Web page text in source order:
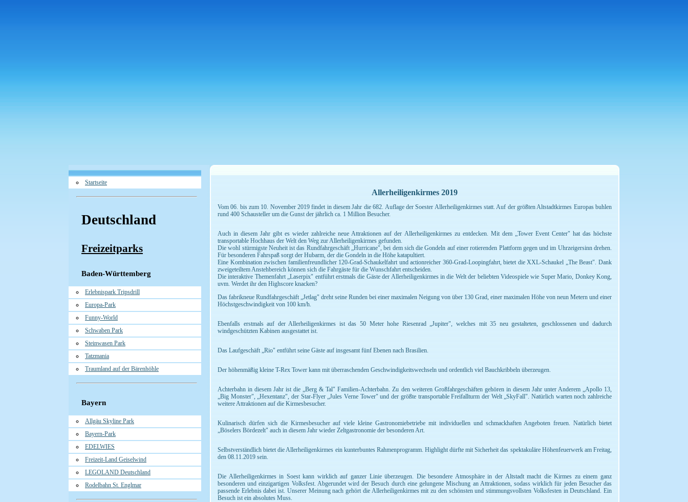
Startseite
Deutschland
Freizeitparks
Baden-Württemberg
Erlebnispark Tripsdrill
Europa-Park
Funny-World
Schwaben Park
Steinwasen Park
Tatzmania
Traumland auf der Bärenhöhle
Bayern
Allgäu Skyline Park
Bayern-Park
EDELWIES
Freizeit-Land Geiselwind
LEGOLAND Deutschland
Rodelbahn St. Englmar
Allerheiligenkirmes 2019
Vom 06. bis zum 10. November 2019 findet in diesem Jahr die 682. Auflage der Soester Allerheiligenkirmes statt. Auf der größten Altstadtkirmes Europas buhlen
rund 400 Schausteller um die Gunst der jährlich ca. 1 Million Besucher.
Auch in diesem Jahr gibt es wieder zahlreiche neue Attraktionen auf der Allerheiligenkirmes zu entdecken. Mit dem „Tower Event Center" hat das höchste
transportable Hochhaus der Welt den Weg zur Allerheiligenkirmes gefunden.
Die wohl stürmigste Neuheit ist das Rundfahrgeschäft „Hurricane", bei dem sich die Gondeln auf einer rotierenden Plattform gegen und im Uhrzeigersinn drehen.
Für besonderen Fahrspaß sorgt der Hubarm, der die Gondeln in die Höhe katapultiert.
Eine Kombination zwischen familienfreundlicher 120-Grad-Schaukelfahrt und actionreicher 360-Grad-Loopingfahrt, bietet die XXL-Schaukel „The Beast". Dank
zweigeteiltem Anstehbereich können sich die Fahrgäste für die Wunschfahrt entscheiden.
Die interaktive Themenfahrt „Laserpix" entführt erstmals die Gäste der Allerheiligenkirmes in die Welt der beliebten Videospiele wie Super Mario, Donkey Kong,
uvm. Werdet ihr den Highscore knacken?
Das fabrikneue Rundfahrgeschäft „Jetlag" dreht seine Runden bei einer maximalen Neigung von über 130 Grad, einer maximalen Höhe von neun Metern und einer
Höchstgeschwindigkeit von 100 km/h.
Ebenfalls erstmals auf der Allerheiligenkirmes ist das 50 Meter hohe Riesenrad „Jupiter", welches mit 35 neu gestalteten, geschlossenen und dadurch
windgeschützten Kabinen ausgestattet ist.
Das Laufgeschäft „Rio" entführt seine Gäste auf insgesamt fünf Ebenen nach Brasilien.
Der höhenmäßig kleine T-Rex Tower kann mit überraschenden Geschwindigkeitswechseln und ordentlich viel Bauchkribbeln überzeugen.
Achterbahn in diesem Jahr ist die „Berg & Tal" Familien-Achterbahn. Zu den weiteren Großfahrgeschäften gehören in diesem Jahr unter Anderem „Apollo 13,
„Big Monster", „Hexentanz", der Star-Flyer „Jules Verne Tower" und der größte transportable Freifallturm der Welt „SkyFall". Natürlich warten noch zahlreiche
weitere Attraktionen auf die Kirmesbesucher.
Kulinarisch dürfen sich die Kirmesbesucher auf viele kleine Gastronomiebetriebe mit individuellen und schmackhaften Angeboten freuen. Natürlich bietet
„Böselers Bördezelt" auch in diesem Jahr wieder Zeltgastronomie der besonderen Art.
Selbstverständlich bietet die Allerheiligenkirmes ein kunterbuntes Rahmenprogramm. Highlight dürfte mit Sicherheit das spektakuläre Höhenfeuerwerk am Freitag,
den 08.11.2019 sein.
Die Allerheiligenkirmes in Soest kann wirklich auf ganzer Linie überzeugen. Die besondere Atmosphäre in der Altstadt macht die Kirmes zu einem ganz
besonderen und einzigartigen Volksfest. Abgerundet wird der Besuch durch eine gelungene Mischung an Attraktionen, sodass wirklich für jeden Besucher das
passende Erlebnis dabei ist. Unserer Meinung nach gehört die Allerheiligenkirmes mit zu den schönsten und stimmungsvollsten Volksfesten in Deutschland. Ein
Besuch ist ein absolutes Muss.